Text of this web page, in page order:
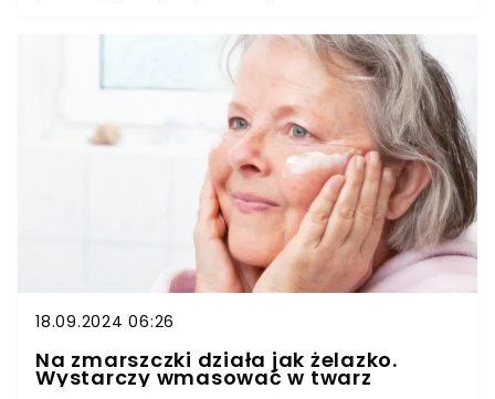
którego cenę obecnie obniżono. W Rossmannie
dostaniecie go teraz za grosze.
18.09.2024 06:26
Na zmarszczki działa jak żelazko.
Wystarczy wmasować w twarz